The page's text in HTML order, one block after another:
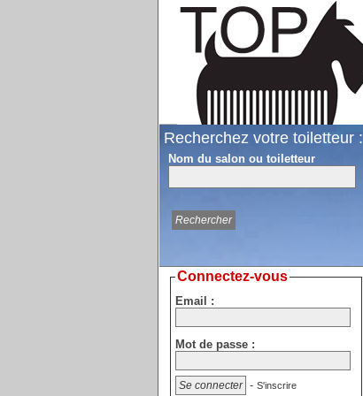
Recherchez votre toiletteur :
Nom du salon ou toiletteur
Connectez-vous
Email :
Mot de passe :
- S'inscrire